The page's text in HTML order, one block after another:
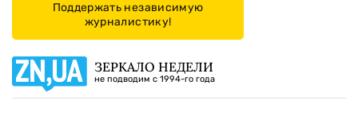
Поддержать независимую
журналистику!
ЗЕРКАЛО НЕДЕЛИ
не подводим с 1994-го года